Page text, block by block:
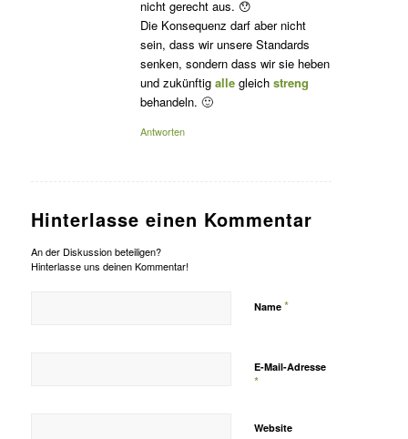
nicht gerecht aus. 😯
Die Konsequenz darf aber nicht
sein, dass wir unsere Standards
senken, sondern dass wir sie heben
und zukünftig allegleich streng
behandeln. 🙂
Antworten
Hinterlasse einen Kommentar
An der Diskussion beteiligen?
Hinterlasse uns deinen Kommentar!
Name *
E-Mail-Adresse
*
Website